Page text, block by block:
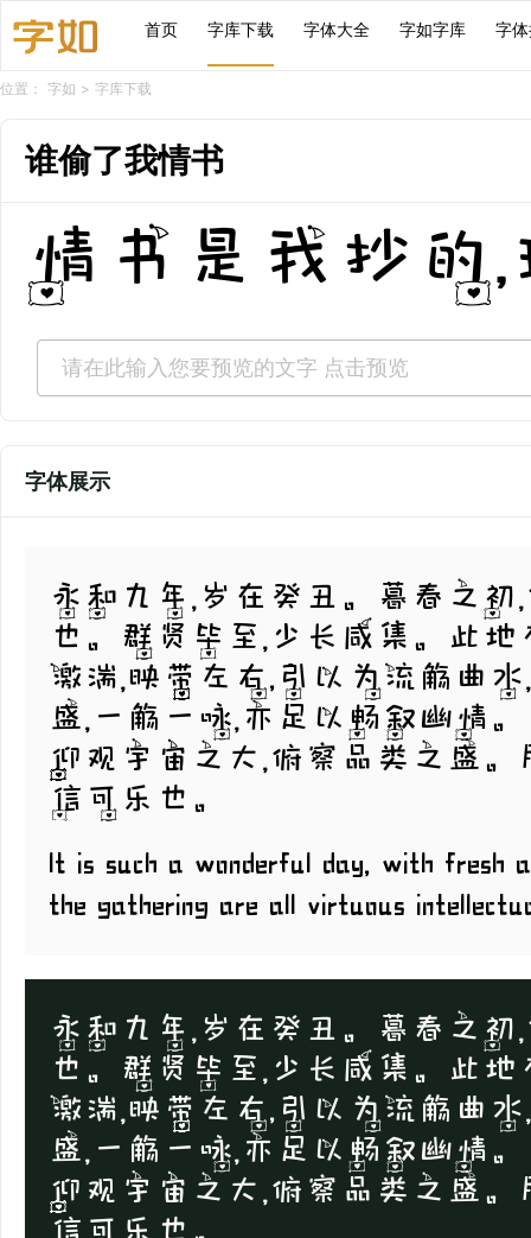
首页 字库下载 字体大全 字如字库 字
位置： 字如 > 字库下载
谁偷了我情书
情书是我抄的
字体展示
永和九年，岁在癸丑。暮春之初
也。群贤毕至，少长咸集。此地
激湍，映带左右,引以为流觞曲
盛，一觞一咏，亦足以畅叙幽情
仰观宇宙之大，俯察品类之盛。
信可乐也。
It is such a wonderful day, with fresh
the gathering are all virtuous
永和九年，岁在癸丑。暮春之初
也。群贤毕至，少长咸集。此地
激湍，映带左右,引以为流觞曲
盛，一觞一咏，亦足以畅叙幽情
仰观宇宙之大，俯察品类之盛。
信可乐也。